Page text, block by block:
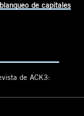
de capitales
de ACK3: